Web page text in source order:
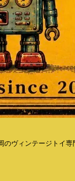
のヴィンテージトイ専